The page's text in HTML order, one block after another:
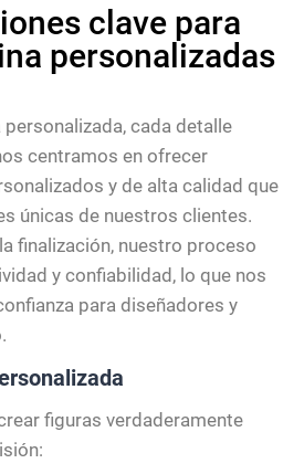
clave para
personalizadas
cada detalle
centramos en ofrecer
y de alta calidad que
únicas de nuestros clientes.
finalización, nuestro proceso
y confiabilidad, lo que nos
para diseñadores y
figuras verdaderamente